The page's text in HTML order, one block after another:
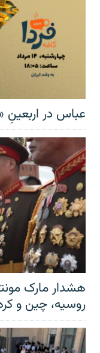
عباس در اربعینِ
هشدار مارک
روسیه، چین و